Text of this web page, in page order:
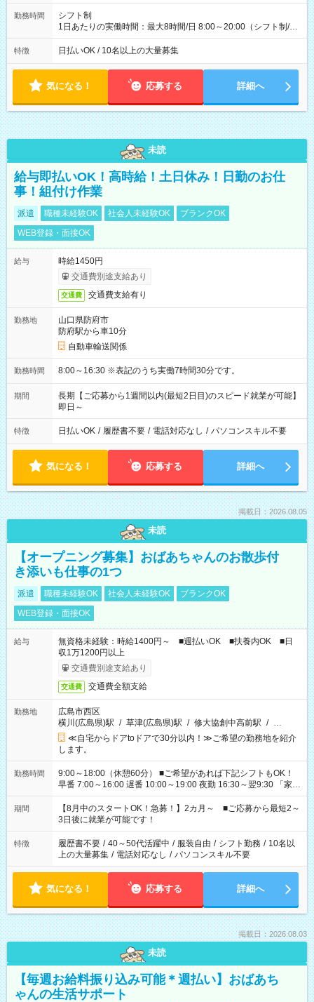
勤務時間
シフト制
1日あたりの実働時間：最大8時間/日 8:00～20:00（シフト制/実
働8時間） ※週5日勤務（場所次第では週4も有り） ※配達状況
によって時間外での勤務可能性有り ※案件により多少の前後あ
特徴 日払いOK / 10名以上の大量募集
気になる！ 応募する 詳細へ
未読
給与即払いOK！高時給！土日休み！日勤のお仕
事！組付け作業
派遣 職種未経験OK 社会人未経験OK
ブランクOK
WEB登録・面接OK
給与
時給1450円
交通費別途支給あり
交通費 交通費支給有り
勤務地
山口県防府市
防府駅から車10分
自動車輸送関係
勤務時間 8:00～16:30 ※表記のうち実働7時間30分です。
期間
長期【ご応募から1週間以内(最短2日目)のスピード就業が可能】
即日～
特徴 日払いOK / 履歴書不要 / 電話対応なし / パソコンスキル不要
気になる！ 応募する 詳細へ
掲載日：2026.08.05
未読
【オープニング募集】おばあちゃんのお散歩付
き添いも仕事の1つ
派遣 職種未経験OK 社会人未経験OK
ブランクOK
WEB登録・面接OK
給与
無資格未経験：時給1400円～ ■週払いOK ■扶養内OK ■日
収1万1200円以上
交通費別途支給あり
交通費 交通費全額支給
勤務地
広島市西区
横川(広島県)駅 / 草津(広島県)駅 / 修大協創中高前駅 / …
≪自宅からドアtoドアで30分以内！≫ご希望の勤務地を紹介
します。
勤務時間
9:00～18:00（休憩60分） ■ご希望があれば下記シフトもOK！
早番 7:00～16:00 遅番 10:00～19:00 夜勤 16:30～翌9:30 「家族
と休みを合わせたい」 「余裕を持って夕飯の準備がしたい」
「できれば残業はしたくない」 など、ご希望を教えてください
ね。 ※Wワーク希望の方へ 今ご覧のお仕事で希望する勤務時間
と、もう1つのお仕事の勤務時間。 合計で週40時間を超える場
合は応募できません。
期間
【8月中のスタートOK！急募！】2カ月～ ■ご応募から最短2～
3日後に就業が可能です！
特徴 履歴書不要 / 40～50代活躍中 / 服装自由 / シフト勤務 / 10名以
上の大量募集 / 電話対応なし / パソコンスキル不要
気になる！ 応募する 詳細へ
掲載日：2026.08.03
未読
【毎週お給料振り込み可能＊週払い】おばあち
ゃんの生活サポート